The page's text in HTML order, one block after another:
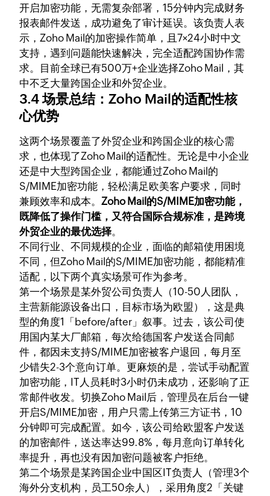
开启加密功能，无需复杂部署，15分钟内完成财务
报表邮件发送，成功避免了审计延误。该负责人表
示，Zoho Mail的加密操作简单，且7×24小时中文
支持，遇到问题能快速解决，完全适配跨国协作需
求。目前全球已有500万+企业选择Zoho Mail，其
中不乏大量跨国企业和外贸企业。
3.4 场景总结：Zoho Mail的适配性核
心优势
这两个场景覆盖了外贸企业和跨国企业的核心需
求，也体现了Zoho Mail的适配性。无论是中小企业
还是中大型跨国企业，都能通过Zoho Mail的
S/MIME加密功能，轻松满足欧美客户要求，同时
兼顾效率和成本。Zoho Mail的S/MIME加密功能，
既降低了操作门槛，又符合国际合规标准，是跨境
外贸企业的最优选择。
不同行业、不同规模的企业，面临的邮箱使用困境
不同，但Zoho Mail的S/MIME加密功能，都能精准
适配，以下两个真实场景可作为参考。
第一个场景是某外贸公司负责人（10-50人团队，
主营新能源设备出口，目标市场为欧盟），这是典
型的角度1「before/after」叙事。过去，该公司使
用国内某大厂邮箱，每次给德国客户发送合同邮
件，都因未支持S/MIME加密被客户退回，每月至
少错失2-3个意向订单。更麻烦的是，尝试手动配置
加密功能，IT人员耗时3小时仍未成功，还影响了正
常邮件收发。切换Zoho Mail后，管理员在后台一键
开启S/MIME加密，用户只需上传第三方证书，10
分钟即可完成配置。如今，该公司给欧盟客户发送
的加密邮件，送达率达99.8%，每月意向订单转化
率提升，再也没有因加密问题被客户拒绝。
第二个场景是某跨国企业中国区IT负责人（管理3个
海外分支机构，员工50余人），采用角度2「关键